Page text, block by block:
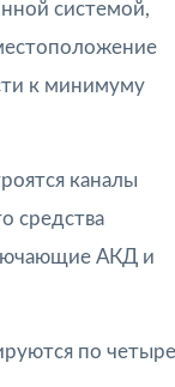
системой,
к минимуму
каналы
средства
АКД и
по